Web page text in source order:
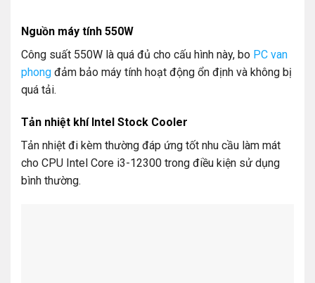
Nguồn máy tính 550W
Công suất 550W là quá đủ cho cấu hình này, bo PC van
phong đảm bảo máy tính hoạt động ổn định và không bị
quá tải.
Tản nhiệt khí Intel Stock Cooler
Tản nhiệt đi kèm thường đáp ứng tốt nhu cầu làm mát
cho CPU Intel Core i3-12300 trong điều kiện sử dụng
bình thường.